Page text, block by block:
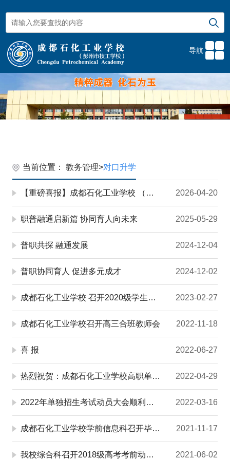
导航
当前位置： 教务管理>对口升学
【重磅喜报】成都石化工业学校 （彭州市技工学校）1197人参考！98.5%双上线！ 公办率全... 2026-04-20
职普融通启新篇 协同育人向未来 2025-05-29
普职共探 融通发展 2024-12-04
普职协同育人 促进多元成才 2024-12-02
成都石化工业学校 召开2020级学生高职单招培训会 2023-02-27
成都石化工业学校召开高三合班教师会 2022-11-18
喜 报 2022-06-27
热烈祝贺：成都石化工业学校高职单招创新高 2022-04-29
2022年单独招生考试动员大会顺利召开 2022-03-16
成都石化工业学校学前信息科召开毕业班教师座谈会 2021-11-17
我校综合科召开2018级高考考前动员会 2021-06-02